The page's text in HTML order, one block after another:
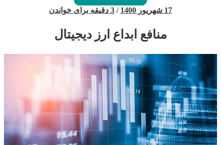
17 شهریور 1400 / 3 دقیقه برای خواندن
منافع ابداع ارز دیجیتال